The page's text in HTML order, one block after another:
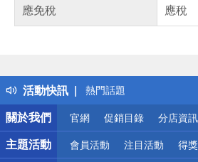
應免稅
應稅
活動快訊
得獎公告
熱門話題
銀行優惠
偏遠地區配送
詐騙網頁！請小心！
關於我們
官網 促銷目錄 分店資訊
主題活動 會員活動 注目活動 得